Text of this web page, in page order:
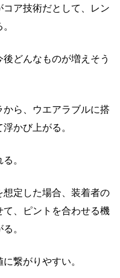
ア技術だとして、レン
どんなものが増えそう
ら、ウエアラブルに搭
かび上がる。
。
想定した場合、装着者の
て、ピントを合わせる機
。
繋がりやすい。